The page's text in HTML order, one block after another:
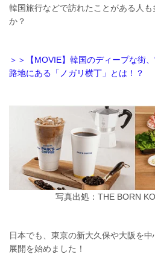
韓国旅行などで訪れたことがある人
か？
＞＞【MOVIE】韓国のディープな街
路地にある「ノガリ横丁」とは！？
写真出処：THE BORN
日本でも、東京の新大久保や大阪を
展開を始めました！